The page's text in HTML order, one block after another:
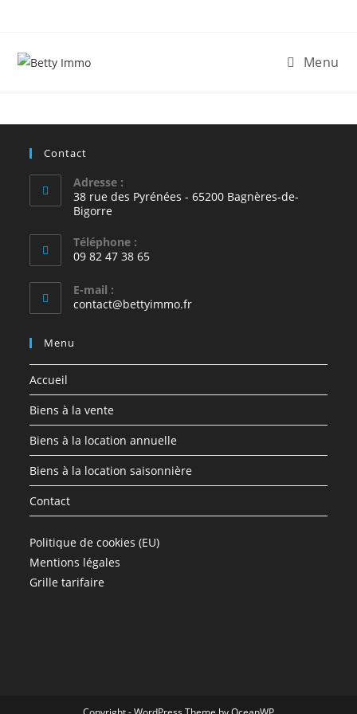
content
Menu
Contact
Adresse :
38 rue des Pyrénées - 65200 Bagnères-de-
Bigorre
Téléphone :
09 82 47 38 65
E-mail :
contact@bettyimmo.frS’ouvre
Menu
Accueil
Biens à la vente
Biens à la location annuelle
Biens à la location saisonnière
Contact
Politique de cookies (EU)
Mentions légales
Grille tarifaire